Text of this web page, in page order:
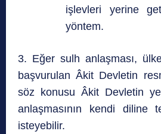
işlevleri yerine
yöntem.
3. Eğer sulh anlaşması,
başvurulan Âkit Devletin
söz konusu Âkit Devletin
anlaşmasının kendi diline
isteyebilir.